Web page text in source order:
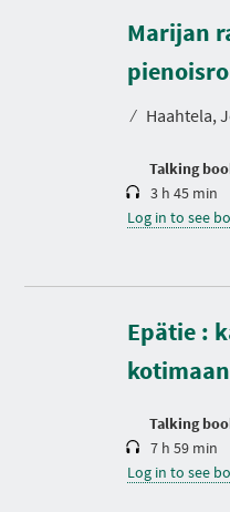
Marijan
⁄ Haahtela,
Talking
D
u
r
a
i
3 h 45 min
Log in to see
Epätie :
Talking
D
a
i
7 h 59 min
Log in to see